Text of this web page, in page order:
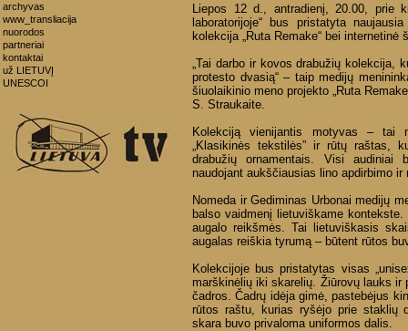
archyvas
www_transliacija
nuorodos
partneriai
kontaktai
už LIETUVĮ
UNESCOI
Liepos 12 d., antradienį, 20.00, prie
laboratorijoje“ bus pristatyta
kolekcija „Ruta Remake“ bei
„Tai darbo ir kovos drabužių kolekcija,
protesto dvasią“ – taip medijų
šiuolaikinio meno projekto „Ruta
S. Straukaite.
Kolekciją vienijantis motyvas – tai
„Klasikinės tekstilės” ir rūtų raštas,
drabužių ornamentais. Visi audiniai
naudojant aukščiausias lino apdirbimo
Nomeda ir Gediminas Urbonai medijų
balso vaidmenį lietuviškame
augalo reikšmės. Tai lietuviškasis
augalas reiškia tyrumą – būtent rūtos
Kolekcijoje bus pristatytas visas
marškinėlių iki skarelių. Žiūrovų lauks
čadros. Čadrų idėja gimė, pastebėjus
rūtos raštu, kurias ryšėjo prie staklių
skara buvo privaloma uniformos dalis.